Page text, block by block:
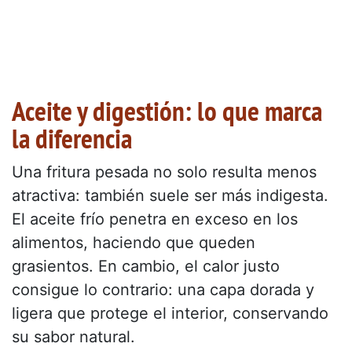
Aceite y digestión: lo que marca
la diferencia
Una fritura pesada no solo resulta menos
atractiva: también suele ser más indigesta.
El aceite frío penetra en exceso en los
alimentos, haciendo que queden
grasientos. En cambio, el calor justo
consigue lo contrario: una capa dorada y
ligera que protege el interior, conservando
su sabor natural.